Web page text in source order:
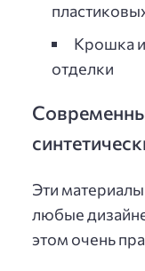
Крошка
отделки
Эти
любые
этом очень